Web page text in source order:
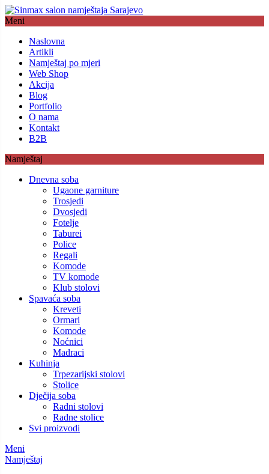
Meni
Naslovna
Artikli
Namještaj po mjeri
Web Shop
Akcija
Blog
Portfolio
O nama
Kontakt
B2B
Namještaj
Dnevna soba
Ugaone garniture
Trosjedi
Dvosjedi
Fotelje
Taburei
Police
Regali
Komode
TV komode
Klub stolovi
Spavaća soba
Kreveti
Ormari
Komode
Noćnici
Madraci
Kuhinja
Trpezarijski stolovi
Stolice
Dječija soba
Radni stolovi
Radne stolice
Svi proizvodi
Meni
Namještaj